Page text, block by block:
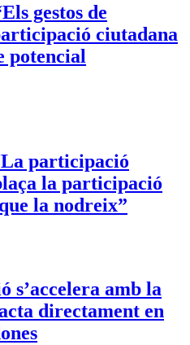
gestos de
ciutadana
potencial
participació
la participació
la nodreix”
s’accelera amb la
directament en